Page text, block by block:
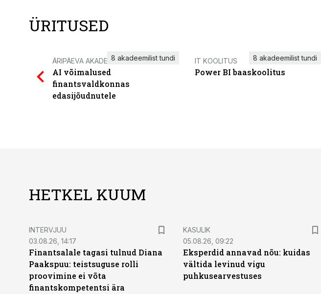
ÜRITUSED
ÄRIPÄEVA AKADEEMIA
AI võimalused
finantsvaldkonnas
edasijõudnutele
8 akadeemilist tundi IT KOOLITUS
Power BI baaskoolitus
8 akadeemilist tundi
HETKEL KUUM
INTERVJUU
03.08.26, 14:17
Finantsalale tagasi tulnud Diana
Paakspuu: teistsuguse rolli
proovimine ei võta
finantskompetentsi ära
KASULIK
05.08.26, 09:22
Eksperdid annavad nõu: kuidas
vältida levinud vigu
puhkusearvestuses